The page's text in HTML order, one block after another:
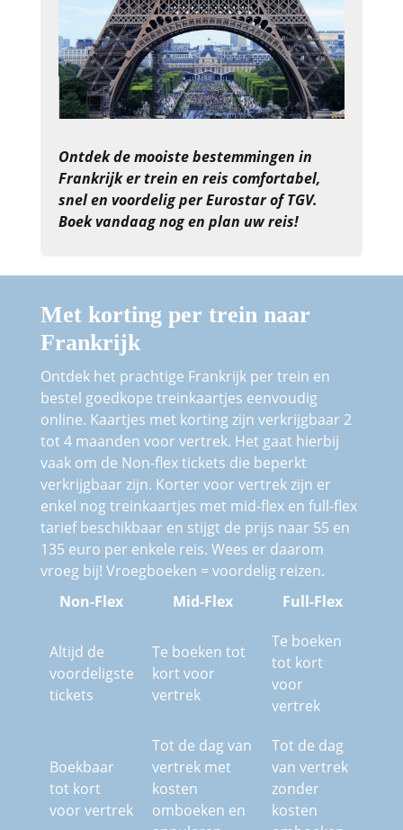
Ontdek de mooiste bestemmingen in
Frankrijk er trein en reis comfortabel,
snel en voordelig per Eurostar of TGV.
Boek vandaag nog en plan uw reis!
Met korting per trein naar
Frankrijk
Ontdek het prachtige Frankrijk per trein en
bestel goedkope treinkaartjes eenvoudig
online. Kaartjes met korting zijn verkrijgbaar 2
tot 4 maanden voor vertrek. Het gaat hierbij
vaak om de Non-flex tickets die beperkt
verkrijgbaar zijn. Korter voor vertrek zijn er
enkel nog treinkaartjes met mid-flex en full-flex
tarief beschikbaar en stijgt de prijs naar 55 en
135 euro per enkele reis. Wees er daarom
vroeg bij! Vroegboeken = voordelig reizen.
Non-Flex
Mid-Flex Full-Flex
Altijd de
voordeligste
tickets
Te boeken tot
kort voor
vertrek
Te boeken
tot kort
voor
vertrek
Boekbaar
tot kort
voor vertrek
Tot de dag van
vertrek met
kosten
omboeken en
Tot de dag
van vertrek
zonder
kosten